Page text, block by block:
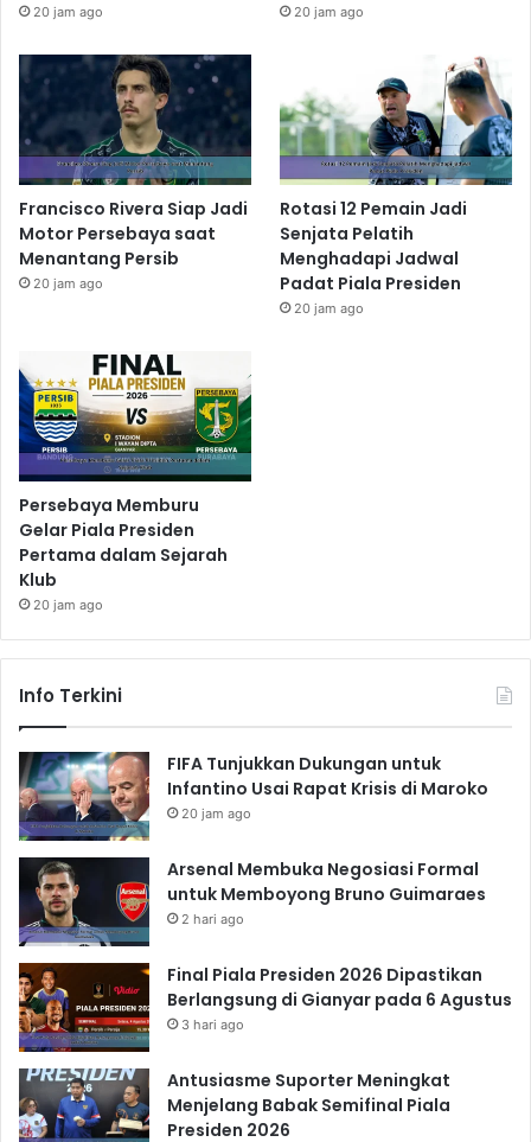
20 jam ago 20 jam ago
Francisco Rivera Siap Jadi
Motor Persebaya saat
Menantang Persib
20 jam ago
Rotasi 12 Pemain Jadi
Senjata Pelatih
Menghadapi Jadwal
Padat Piala Presiden
20 jam ago
Persebaya Memburu
Gelar Piala Presiden
Pertama dalam Sejarah
Klub
20 jam ago
Info Terkini
FIFA Tunjukkan Dukungan untuk
Infantino Usai Rapat Krisis di Maroko
20 jam ago
Arsenal Membuka Negosiasi Formal
untuk Memboyong Bruno Guimaraes
2 hari ago
Final Piala Presiden 2026 Dipastikan
Berlangsung di Gianyar pada 6 Agustus
3 hari ago
Antusiasme Suporter Meningkat
Menjelang Babak Semifinal Piala
Presiden 2026